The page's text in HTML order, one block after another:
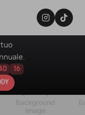
tuo
15